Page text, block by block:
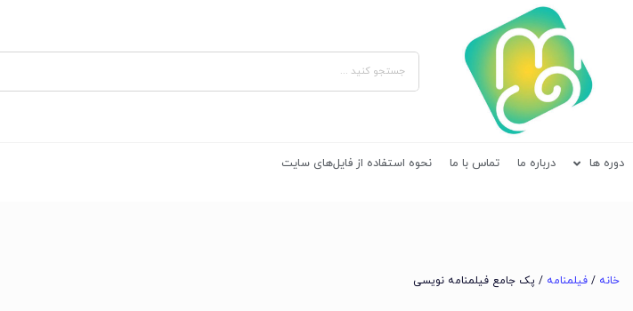
دوره ها درباره ما تماس با ما نحوه استفاده از فایل‌های سایت
خانه / فیلمنامه / پک جامع فیلمنامه نویسی